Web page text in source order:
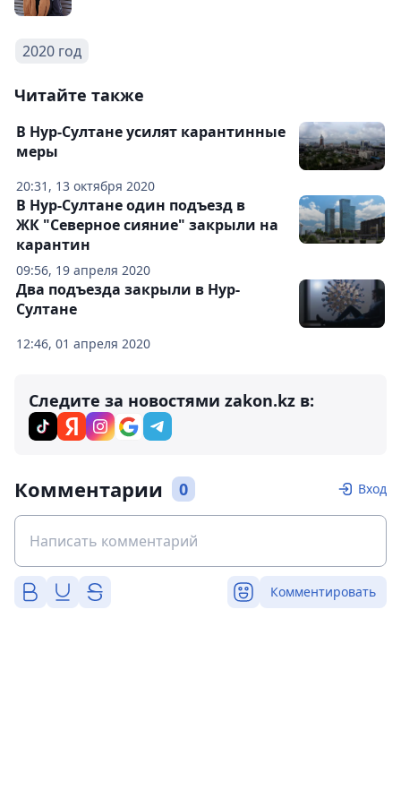
2020 год
Читайте также
20:31, 13 октября 2020
В Нур-Султане усилят карантинные
меры
09:56, 19 апреля 2020
В Нур-Султане один подъезд в
ЖК "Северное сияние" закрыли на
карантин
12:46, 01 апреля 2020
Два подъезда закрыли в Нур-
Султане
Следите за новостями zakon.kz в:
Комментарии 0 Вход
Комментировать